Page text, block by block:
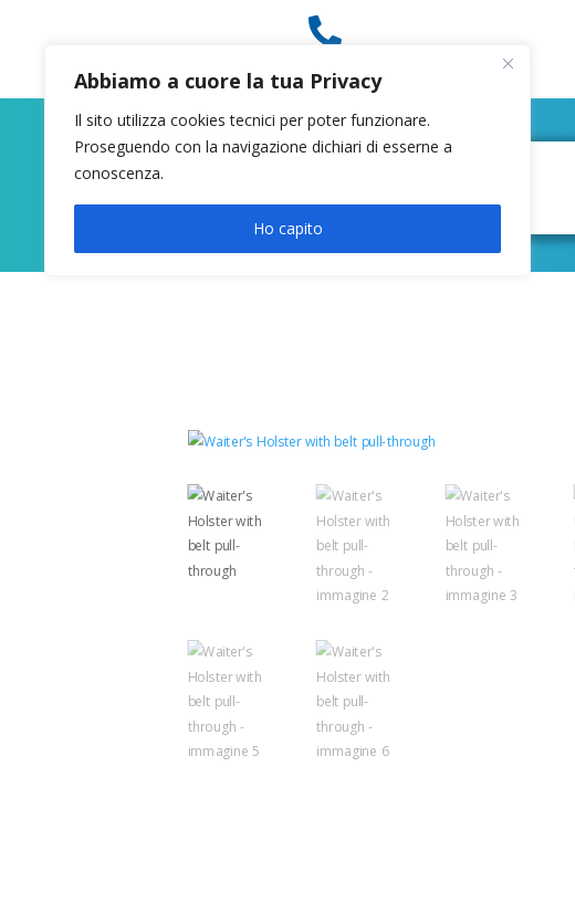
Abbiamo a cuore la tua Privacy
Il sito utilizza cookies tecnici per poter funzionare.
Proseguendo con la navigazione dichiari di esserne a
conoscenza.
Ho capito
